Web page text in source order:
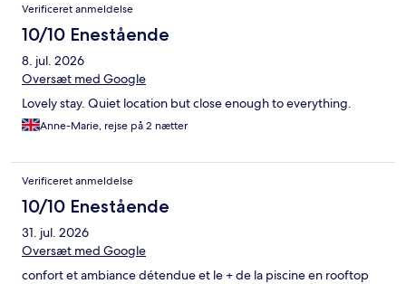
Verificeret anmeldelse
10/10 Enestående
8. jul. 2026
Oversæt med Google
Lovely stay. Quiet location but close enough to everything.
Anne-Marie, rejse på 2 nætter
Verificeret anmeldelse
10/10 Enestående
31. jul. 2026
Oversæt med Google
confort et ambiance détendue et le + de la piscine en rooftop